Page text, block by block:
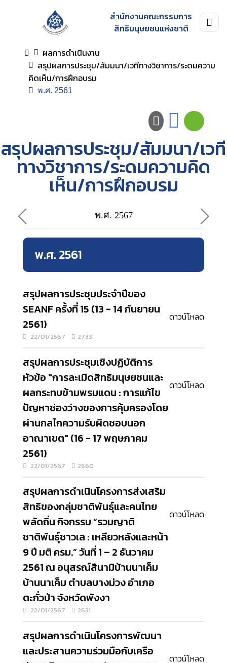
สำนักงานคณะกรรมการ
สิทธิมนุษยชนแห่งชาติ
ผลการดำเนินงาน
สรุปผลการประชุม/สัมมนา/เวทีทางวิชาการ/ระดมความ
คิดเห็น/การฝึกอบรม
พ.ศ. 2561
สรุปผลการประชุม/สัมมนา/เวที
ทางวิชาการ/ระดมความคิด
เห็น/การฝึกอบรม
พ.ศ. 2567
พ.ศ. 2561
สรุปผลการประชุมประจำปีของ
SEANF ครั้งที่ 15 (13 - 14 กันยายน
2561)
22/01/2567 2733
ดาวน์โหลด
สรุปผลการประชุมเชิงปฏิบัติการ
หัวข้อ "การละเมิดสิทธิมนุษยชนและ
ผลกระทบข้ามพรมแดน : การแก้ไข
ปัญหาช่องว่างของการคุ้มครองโดย
ผ่านกลไกความรับผิดชอบนอก
อาณาเขต" (16 - 17 พฤษภาคม
2561)
22/01/2567 2660
ดาวน์โหลด
สรุปผลการดำเนินโครงการส่งเสริม
สิทธิของกลุ่มชาติพันธุ์และคนไทย
พลัดถิ่น กิจกรรม “รวมญาติ
ชาติพันธุ์ชาวเล : เหลียวหลังและหน้า
9 ปี มติ ครม.” วันที่ 1 – 2 ธันวาคม
2561 ณ อนุสรณ์สึนามิบ้านนาเค็ม
บ้านนาเค็ม ตำบลบางม่วง อำเภอ
ตะกั่วป่า จังหวัดพังงา
22/01/2567 2631
ดาวน์โหลด
สรุปผลการดำเนินโครงการพัฒนา
และประสานความร่วมมือกับเครือ
ดาวน์โหลด